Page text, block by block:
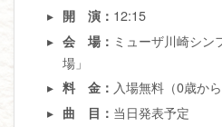
開 演： 12:15
会 場： ミューザ川崎シン
場」
料 金： 入場無料（0歳から
曲 目： 当日発表予定